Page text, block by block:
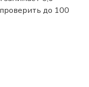
до 100